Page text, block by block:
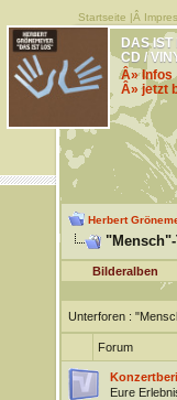
Startseite |Â
DAS IST
CD /
Â» Infos
Â» jetzt
Herbert
"Mensch"-
Bilderalben
Unterforen:
Forum
Eure